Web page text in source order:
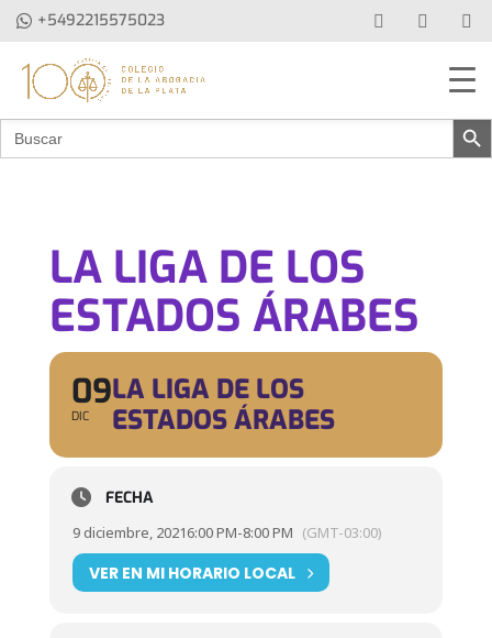
+5492215575023
Buscar: Botón de
LA LIGA DE LOS
ESTADOS ÁRABES
09
DIC
LA LIGA DE LOS
ESTADOS ÁRABES
FECHA
9 diciembre, 20216:00 PM-8:00 PM (GMT-03:00)
VER EN MI HORARIO LOCAL